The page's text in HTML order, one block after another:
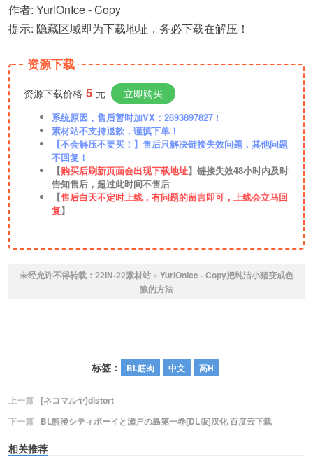
作者: YuriOnIce - Copy
提示: 隐藏区域即为下载地址，务必下载在解压！
资源下载
资源下载价格 5 元 立即购买
系统原因，售后暂时加VX：2693897827 ！
素材站不支持退款，谨慎下单！
【不会解压不要买！】售后只解决链接失效问题，其他问题
不回复！
【购买后刷新页面会出现下载地址】链接失效48小时内及时
告知售后，超过此时间不售后
【售后白天不定时上线，有问题的留言即可，上线会立马回
复】
未经允许不得转载： 22IN-22素材站 » YuriOnIce - Copy把纯洁小猪变成色
狼的方法
标签： BL筋肉 中文 高H
上一篇
[ネコマルヤ]distort
下一篇
BL熊漫シティボーイと瀬戸の島第一卷[DL版]汉化 百度云下载
相关推荐